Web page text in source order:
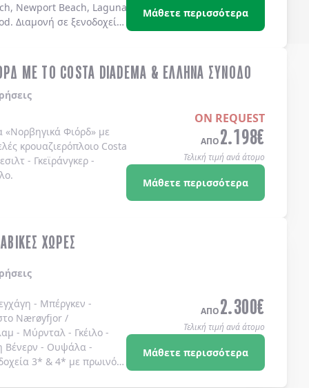
Newport Beach, Laguna Beach Dana Point, Coronado Island)
. Διαμονή σε ξενοδοχεία
Μάθετε περισσότερα
ΜΕ ΤΟ COSTA DIADEMA & ΕΛΛΗΝΑ ΣΥΝΟΔΟ
«Νορβηγικά Φιόρδ»με
κρουαζιερόπλοιο Costa
- Γκεϊράνγκερ -
.
ON REQUEST
ΑΠΟ2.198€
Τελική τιμή ανά άτομο
Μάθετε περισσότερα
ΧΩΡΕΣ
- Μπέργκεν -
Nærøyfjor /
- Μύρνταλ - Γκέιλο -
Βένερν - Ουψάλα -
3* & 4* με πρωινό
ΑΠΟ2.300€
Τελική τιμή ανά άτομο
Μάθετε περισσότερα